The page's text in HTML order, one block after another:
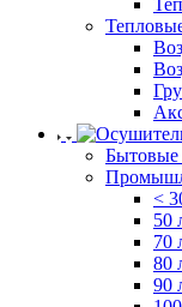
Бытовые
<
50
70
80
90